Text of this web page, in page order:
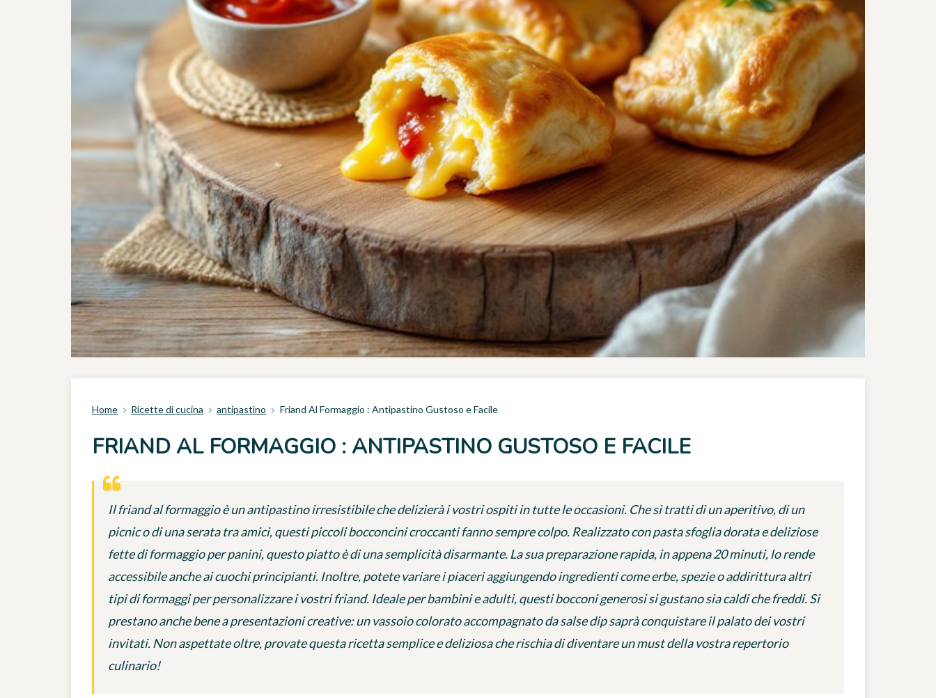
Home Ricette di cucina antipastino Friand Al Formaggio : Antipastino Gustoso e Facile
FRIAND AL FORMAGGIO : ANTIPASTINO GUSTOSO E FACILE
Il friand al formaggio è un antipastino irresistibile che delizierà i vostri ospiti in tutte le occasioni. Che si tratti di un aperitivo, di un
picnic o di una serata tra amici, questi piccoli bocconcini croccanti fanno sempre colpo. Realizzato con pasta sfoglia dorata e deliziose
fette di formaggio per panini, questo piatto è di una semplicità disarmante. La sua preparazione rapida, in appena 20 minuti, lo rende
accessibile anche ai cuochi principianti. Inoltre, potete variare i piaceri aggiungendo ingredienti come erbe, spezie o addirittura altri
tipi di formaggi per personalizzare i vostri friand. Ideale per bambini e adulti, questi bocconi generosi si gustano sia caldi che freddi. Si
prestano anche bene a presentazioni creative: un vassoio colorato accompagnato da salse dip saprà conquistare il palato dei vostri
invitati. Non aspettate oltre, provate questa ricetta semplice e deliziosa che rischia di diventare un must della vostra repertorio
culinario!